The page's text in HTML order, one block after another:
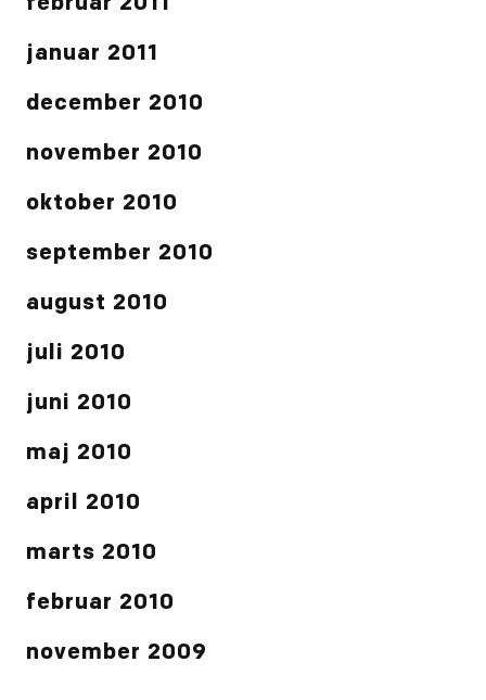
februar 2011
januar 2011
december 2010
november 2010
oktober 2010
september 2010
august 2010
juli 2010
juni 2010
maj 2010
april 2010
marts 2010
februar 2010
november 2009